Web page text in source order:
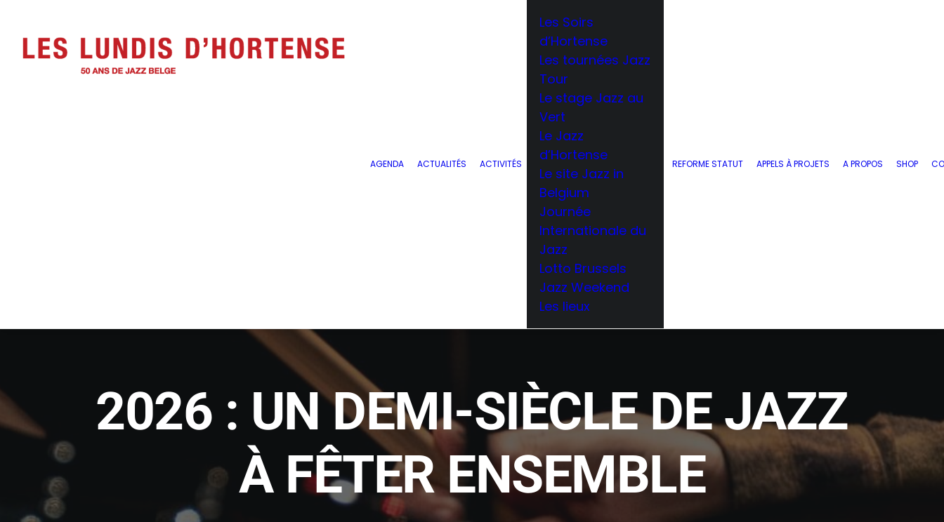
AGENDA ACTUALITÉS ACTIVITÉS
Les Soirs
d’Hortense
Les tournées Jazz
Tour
Le stage Jazz au
Vert
Le Jazz
d’Hortense
Le site Jazz in
Belgium
Journée
Internationale du
Jazz
Lotto Brussels
Jazz Weekend
Les lieux
REFORME STATUT APPELS À PROJETS A PROPOS SHOP
2026 : UN DEMI-SIÈCLE DE JAZZ
À FÊTER ENSEMBLE